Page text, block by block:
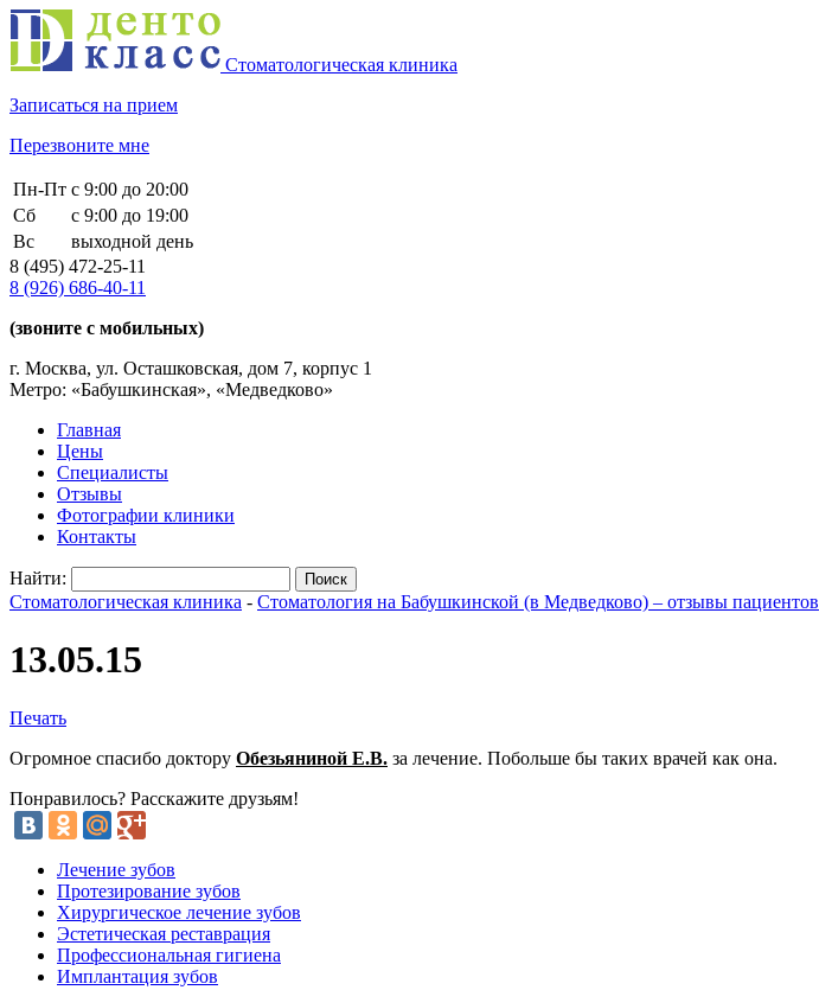
Стоматологическая клиника
Записаться на прием
Перезвоните мне
Пн-Пт с 9:00 до 20:00
Сб
с 9:00 до 19:00
Вс
выходной день
8 (495) 472-25-11
8 (926) 686-40-11
(звоните с мобильных)
г. Москва, ул. Осташковская, дом 7, корпус 1
Метро: «Бабушкинская», «Медведково»
Главная
Цены
Специалисты
Отзывы
Фотографии клиники
Контакты
Найти:
Стоматологическая клиника - Стоматология на Бабушкинской (в Медведково) – отзывы пациентов
13.05.15
Печать
Огромное спасибо доктору Обезьяниной Е.В. за лечение. Побольше бы таких врачей как она.
Понравилось? Расскажите друзьям!
Лечение зубов
Протезирование зубов
Хирургическое лечение зубов
Эстетическая реставрация
Профессиональная гигиена
Имплантация зубов